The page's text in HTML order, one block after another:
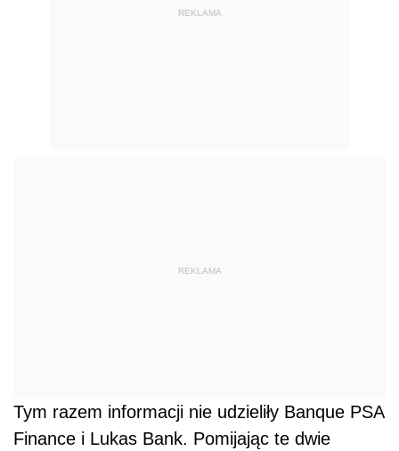
REKLAMA
REKLAMA
Tym razem informacji nie udzieliły Banque PSA
Finance i Lukas Bank. Pomijając te dwie